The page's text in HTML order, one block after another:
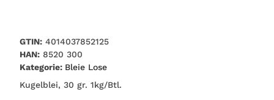
GTIN: 4014037852125
HAN: 8520 300
Kategorie: Bleie Lose
Kugelblei, 30 gr. 1kg/Btl.